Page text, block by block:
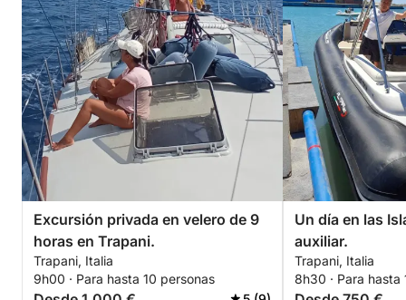
Excursión privada en velero de 9
horas en Trapani.
Trapani, Italia
9h00 · Para hasta 10 personas
Un día en las
auxiliar.
Trapani, Italia
8h30 · Para hasta